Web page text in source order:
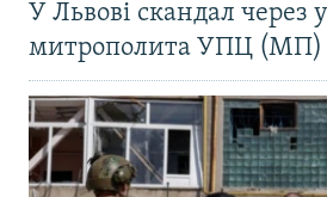
У Львові скандал через
митрополита УПЦ (МП)